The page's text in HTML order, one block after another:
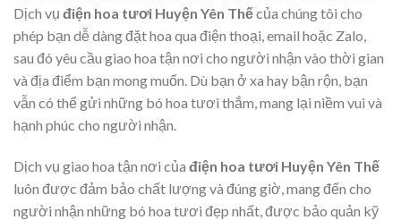
Dịch vụ điện hoa tươi Huyện Yên Thếcủa chúng tôi cho
phép bạn dễ dàng đặt hoa qua điện thoại, email hoặc Zalo,
sau đó yêu cầu giao hoa tận nơi cho người nhận vào thời gian
và địa điểm bạn mong muốn. Dù bạn ở xa hay bận rộn, bạn
vẫn có thể gửi những bó hoa tươi thắm, mang lại niềm vui và
hạnh phúc cho người nhận.
Dịch vụ giao hoa tận nơi của điện hoa tươi Huyện Yên Thế
luôn được đảm bảo chất lượng và đúng giờ, mang đến cho
người nhận những bó hoa tươi đẹp nhất, được bảo quản kỹ